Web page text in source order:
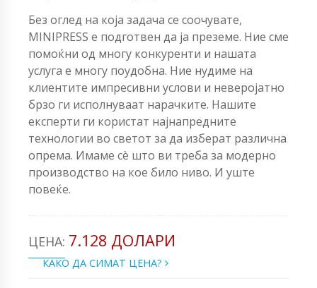
Без оглед на која задача се соочувате,
MINIPRESS е подготвен да ја преземе. Ние сме
помоќни од многу конкуренти и нашата
услуга е многу поудобна. Ние нудиме на
клиентите импресивни услови и неверојатно
брзо ги исполнуваат нарачките. Нашите
експерти ги користат најнапредните
технологии во светот за да изберат различна
опрема. Имаме сè што ви треба за модерно
производство на кое било ниво. И уште
повеќе.
ЦЕНА: 7.128 ДОЛАРИ
КАКО ДА СИМАТ ЦЕНА?